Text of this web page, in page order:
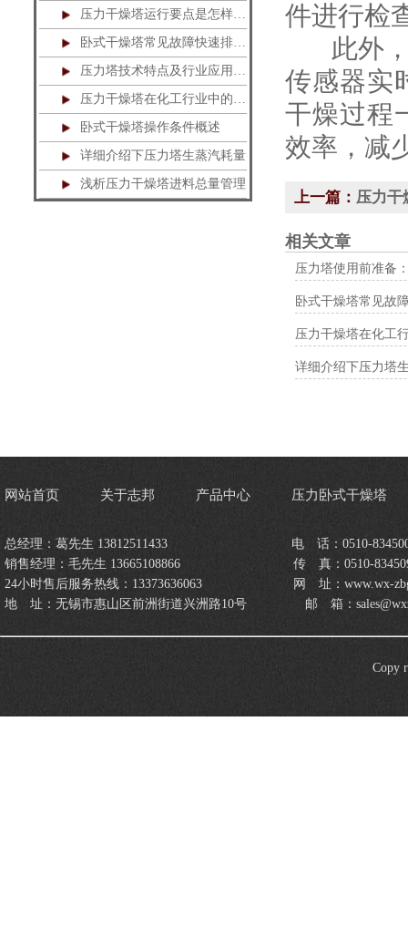
压力干燥塔运行要点是怎样的？
卧式干燥塔常见故障快速排除指南
压力塔技术特点及行业应用解析
压力干燥塔在化工行业中的应用
卧式干燥塔操作条件概述
详细介绍下压力塔生蒸汽耗量
浅析压力干燥塔进料总量管理
件进行检
此外，
传感器实
干燥过程
效率，减
上一篇： 压力干
相关文章
压力塔使用前准备
卧式干燥塔常见故
压力干燥塔在化工
详细介绍下压力塔
网站首页 关于志邦 产品中心 压力卧式干燥塔
总经理：葛先生 13812511433 电 ​话：0510-
销售经理：毛先生 13665108866 传 ​真：0510-
24小时售后服务热线：13373636063 网 ​址：www.wx-
地 ​址：无锡市惠山区前洲街道兴洲路10号 邮 ​箱：
Copy